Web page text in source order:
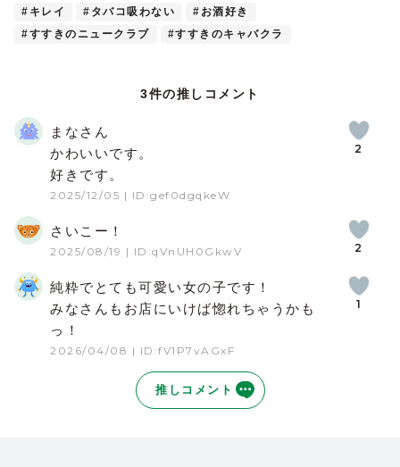
#キレイ #タバコ吸わない
#お酒好き
#すすきのニュークラブ
#すすきのキャバクラ
3件の推しコメント
2025/12/05 | ID:gef0dgqkeW
まなさん
かわいいです。
好きです。
2
2025/08/19 | ID:qVnUH0GkwV
さいこー！
2
2026/04/08 | ID:fV1P7vAGxF
純粋でとても可愛い女の子です！
みなさんもお店にいけば惚れちゃうかも
っ！
1
推しコメント